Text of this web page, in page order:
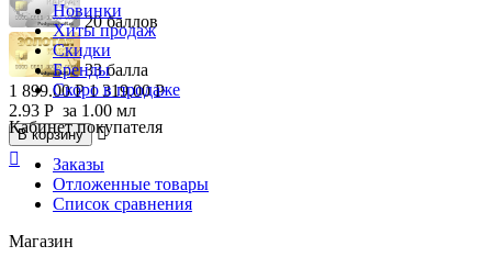
20 баллов
33 балла
1 899.00 Р 1 319.00 Р
2.93 Р за 1.00 мл
В корзину


Новинки
Хиты продаж
Скидки
Бренды
Скоро в продаже
Кабинет покупателя
Заказы
Отложенные товары
Список сравнения
Магазин